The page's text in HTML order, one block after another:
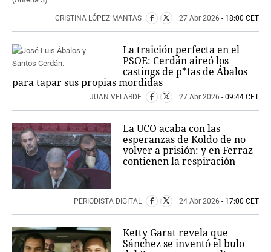
CRISTINA LÓPEZ MANTAS 27 Abr 2026 - 18:00 CET
La traición perfecta en el
PSOE: Cerdán aireó los
castings de p*tas de Ábalos
para tapar sus propias mordidas
JUAN VELARDE 27 Abr 2026 - 09:44 CET
La UCO acaba con las
esperanzas de Koldo de no
volver a prisión: y en Ferraz
contienen la respiración
PERIODISTA DIGITAL 24 Abr 2026 - 17:00 CET
Ketty Garat revela que
Sánchez se inventó el bulo